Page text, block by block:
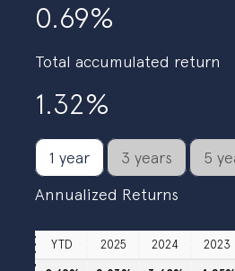
0.69%
Total accumulated return
1.32%
1 year 3 years
5
Annualized Returns
YTD 2025 2024 2023